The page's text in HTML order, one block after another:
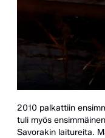
2010 palkattiin
tuli myös
Savorakin laitureita.